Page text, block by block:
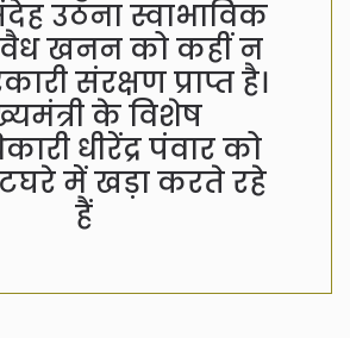
उठना स्वाभाविक
खनन को कहीं न
संरक्षण प्राप्त है।
के विशेष
धीरेंद्र पंवार को
में खड़ा करते रहे
हैं